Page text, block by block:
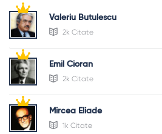
Valeriu Butulescu
2k Citate
Emil Cioran
2k Citate
Mircea Eliade
1k Citate